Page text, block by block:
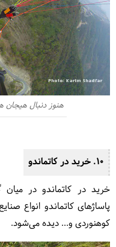
هنوز دنبال هیجان
10. خرید در کاتماندو
خرید در کاتماندو در میان
پاساژهای کاتماندو انواع
کوهنوردی و... دیده می‌شود.